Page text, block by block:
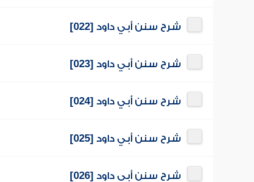
شرح سنن أبي داود [022]
شرح سنن أبي داود [023]
شرح سنن أبي داود [024]
شرح سنن أبي داود [025]
شرح سنن أبي داود [026]